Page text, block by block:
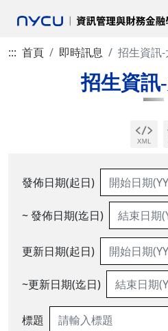
::: 首頁 即時訊息 招生資訊
招生資訊
發佈日期(起日)
~ 發佈日期(迄日)
更新日期(起日)
~更新日期(迄日)
標題